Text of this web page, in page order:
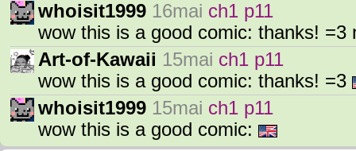
whoisit1999 16mai ch1 p11
wow this is a good comic: thanks!
Art-of-Kawaii 15mai ch1 p11
wow this is a good comic: thanks! =3
whoisit1999 15mai ch1 p11
wow this is a good comic: